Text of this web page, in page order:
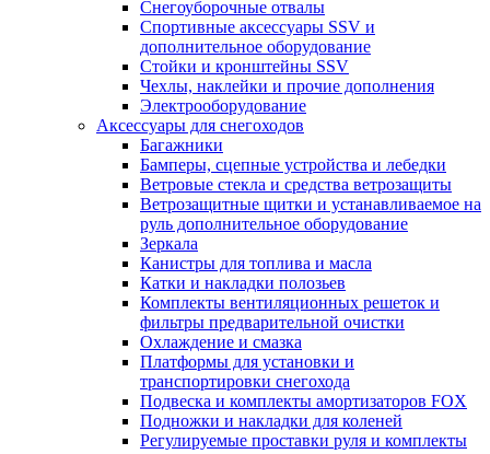
Снегоуборочные отвалы
Спортивные аксессуары SSV и
дополнительное оборудование
Стойки и кронштейны SSV
Чехлы, наклейки и прочие дополнения
Электрооборудование
Аксессуары для снегоходов
Багажники
Бамперы, сцепные устройства и лебедки
Ветровые стекла и средства ветрозащиты
Ветрозащитные щитки и устанавливаемое на
руль дополнительное оборудование
Зеркала
Канистры для топлива и масла
Катки и накладки полозьев
Комплекты вентиляционных решеток и
фильтры предварительной очистки
Охлаждение и смазка
Платформы для установки и
транспортировки снегохода
Подвеска и комплекты амортизаторов FOX
Подножки и накладки для коленей
Регулируемые проставки руля и комплекты